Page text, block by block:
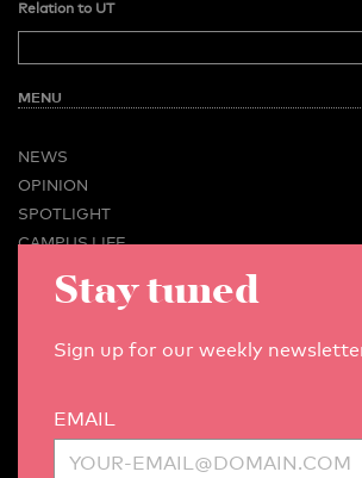
Relation to UT
MENU
NEWS
OPINION
SPOTLIGHT
CAMPUS LIFE
BUSINESS & CAREER
CONTACT
ARCHIVE
Stay tuned
Sign up for our weekly
EMAIL